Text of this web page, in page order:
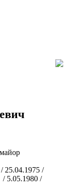
25.04.1975 /
5.05.1980 /